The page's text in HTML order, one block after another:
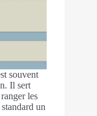
souvent
Il sert
les
un